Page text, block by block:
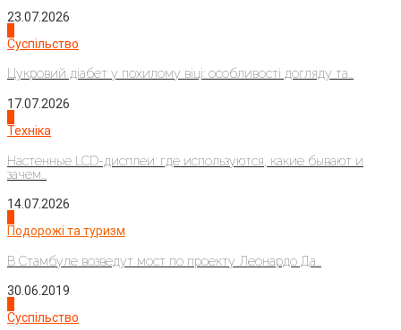
23.07.2026
Суспільство
Цукровий діабет у похилому віці: особливості догляду та...
17.07.2026
Техніка
Настенные LCD-дисплеи: где используются, какие бывают и
зачем...
14.07.2026
Подорожі та туризм
В Стамбуле возведут мост по проекту Леонардо Да...
30.06.2019
Суспільство